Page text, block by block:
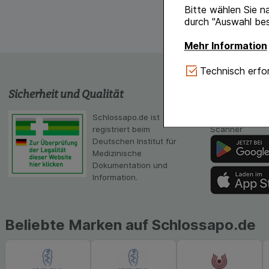
Bitte wählen Sie
durch "Auswahl
Mehr Information
Technisch
verzichtet werden
gestalten,
auf Ihre
Statistik &
unserer Website
Medien übertragen
Technisch
Sicherheit und Qualität
Schlossapo.de ist
registriert beim
Deutschen Institut für
Medizinische
Dokumentation und
Information.
Scanner
Beliebte Marken auf Schlossapo.de